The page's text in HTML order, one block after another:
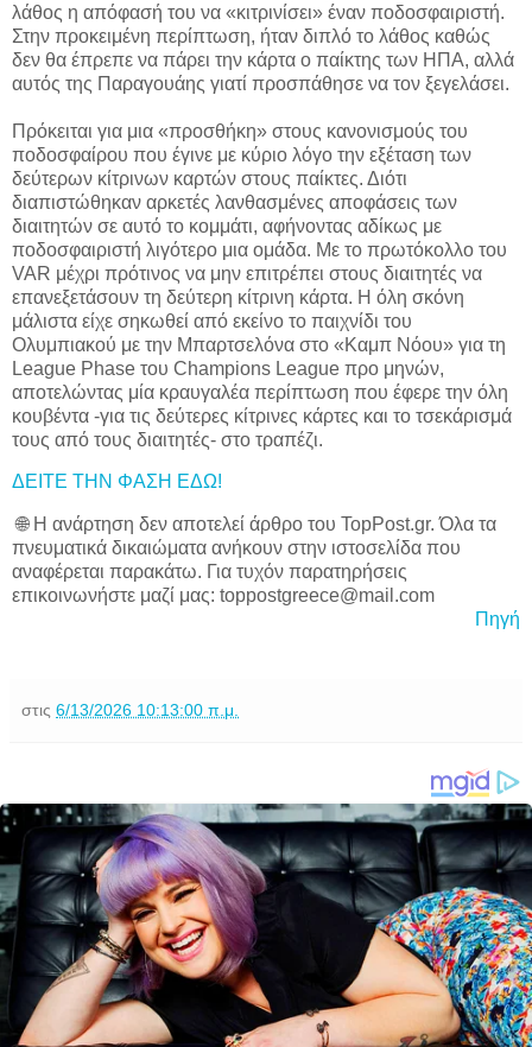
λάθος η απόφασή του να «κιτρινίσει» έναν ποδοσφαιριστή.
Στην προκειμένη περίπτωση, ήταν διπλό το λάθος καθώς
δεν θα έπρεπε να πάρει την κάρτα ο παίκτης των ΗΠΑ, αλλά
αυτός της Παραγουάης γιατί προσπάθησε να τον ξεγελάσει.
Πρόκειται για μια «προσθήκη» στους κανονισμούς του
ποδοσφαίρου που έγινε με κύριο λόγο την εξέταση των
δεύτερων κίτρινων καρτών στους παίκτες. Διότι
διαπιστώθηκαν αρκετές λανθασμένες αποφάσεις των
διαιτητών σε αυτό το κομμάτι, αφήνοντας αδίκως με
ποδοσφαιριστή λιγότερο μια ομάδα. Με το πρωτόκολλο του
VAR μέχρι πρότινος να μην επιτρέπει στους διαιτητές να
επανεξετάσουν τη δεύτερη κίτρινη κάρτα. Η όλη σκόνη
μάλιστα είχε σηκωθεί από εκείνο το παιχνίδι του
Ολυμπιακού με την Μπαρτσελόνα στο «Καμπ Νόου» για τη
League Phase του Champions League προ μηνών,
αποτελώντας μία κραυγαλέα περίπτωση που έφερε την όλη
κουβέντα -για τις δεύτερες κίτρινες κάρτες και το τσεκάρισμά
τους από τους διαιτητές- στο τραπέζι.
ΔΕΙΤΕ ΤΗΝ ΦΑΣΗ ΕΔΩ!
🌐 Η ανάρτηση δεν αποτελεί άρθρο του TopPost.gr. Όλα τα
πνευματικά δικαιώματα ανήκουν στην ιστοσελίδα που
αναφέρεται παρακάτω. Για τυχόν παρατηρήσεις
επικοινωνήστε μαζί μας: toppostgreece@mail.com
Πηγή
στις 6/13/2026 10:13:00 π.μ.